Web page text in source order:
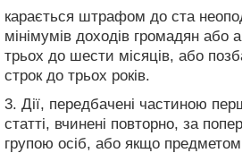
карається штрафом до ста
мінімумів доходів громадян або
трьох до шести місяців, або
строк до трьох років.
3. Дії, передбачені частиною
статті, вчинені повторно, за
групою осіб, або якщо